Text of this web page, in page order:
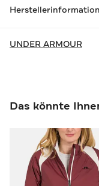
UNDER ARMOUR
Das könnte